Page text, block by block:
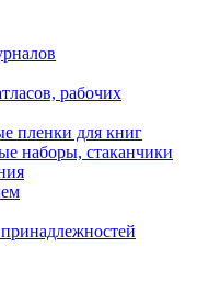
рабочих
пленки для книг
наборы, стаканчики